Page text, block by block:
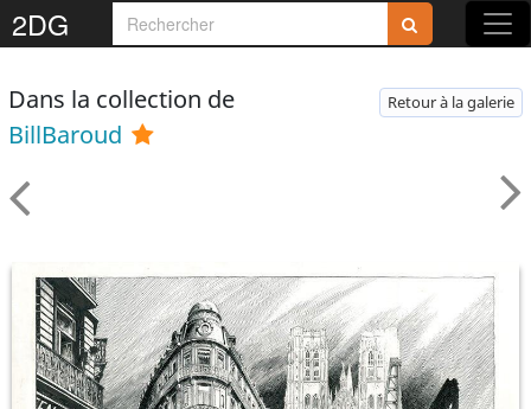
2DG
Dans la collection de
BillBaroud
Retour à la galerie